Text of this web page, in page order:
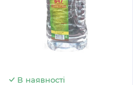
В наявності